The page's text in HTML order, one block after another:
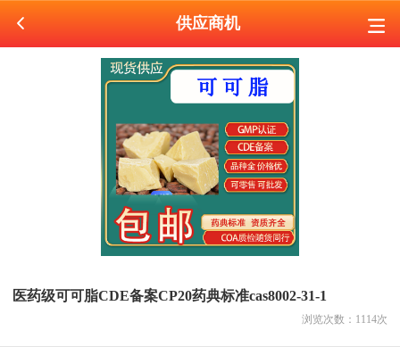
供应商机
医药级可可脂CDE备案CP20药典标准cas8002-31-1
浏览次数： 1114次